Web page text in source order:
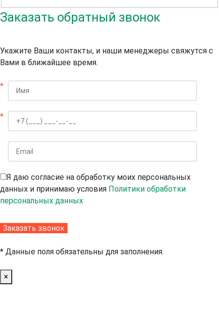
Заказать обратный звонок
Укажите Ваши контакты, и наши менеджеры свяжутся с
Вами в ближайшее время.
*
*
Я даю согласие на обработку моих персональных
данных и принимаю условия Политики обработки
персональных данных
* Данные поля обязательны для заполнения.
×